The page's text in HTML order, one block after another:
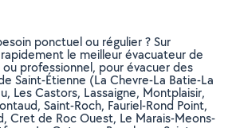
ponctuel ou régulier ? Sur
le meilleur évacuateur de
professionnel, pour évacuer des
Saint-Étienne (La Chevre-La Batie-La
Les Castors, Lassaigne, Montplaisir,
Saint-Roch, Fauriel-Rond Point,
Cret de Roc Ouest, Le Marais-Meons-